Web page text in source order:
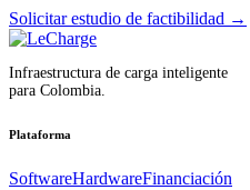
Solicitar estudio de factibilidad →
Infraestructura de carga inteligente
para Colombia.
Plataforma
SoftwareHardwareFinanciación